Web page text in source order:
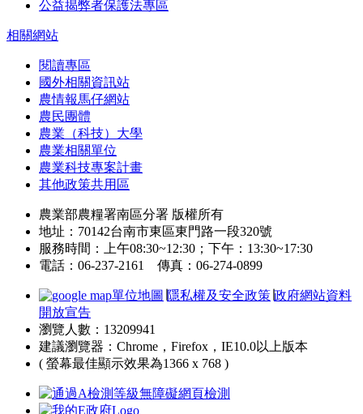
公益揭弊者保護法專區
相關網站
閱讀專區
國外相關資訊站
農情報馬仔網站
農民團體
農業（科技）大學
農業相關單位
農業科技專案計畫
其他政策共用區
農業部農糧署南區分署 版權所有
地址：70142台南市東區東門路一段320號
服務時間：上午08:30~12:30；下午：13:30~17:30
電話：06-237-2161 傳真：06-274-0899
單位地圖 隱私權及安全政策 政府網站資料
開放宣告
瀏覽人數：13209941
建議瀏覽器：Chrome，Firefox，IE10.0以上版本
( 螢幕最佳顯示效果為1366 x 768 )